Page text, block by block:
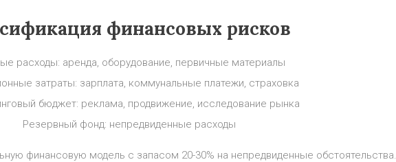
финансовых рисков
расходы: аренда, оборудование, первичные материалы
затраты: зарплата, коммунальные платежи, страховка
бюджет: реклама, продвижение, исследование рынка
Резервный фонд: непредвиденные расходы
финансовую модель с запасом 20-30% на непредвиденные обстоятельства.